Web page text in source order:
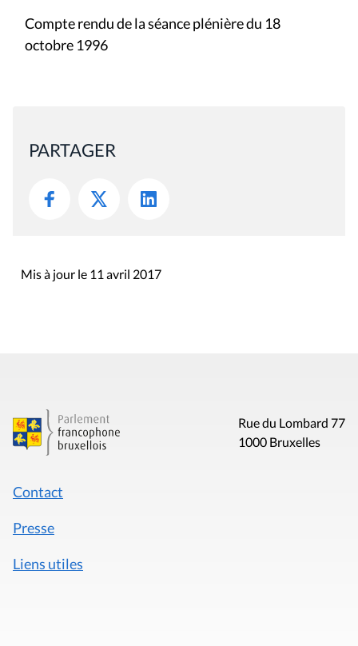
Compte rendu de la séance plénière du 18
octobre 1996
PARTAGER
Mis à jour le 11 avril 2017
Rue du Lombard 77
1000 Bruxelles
Contact
Presse
Liens utiles